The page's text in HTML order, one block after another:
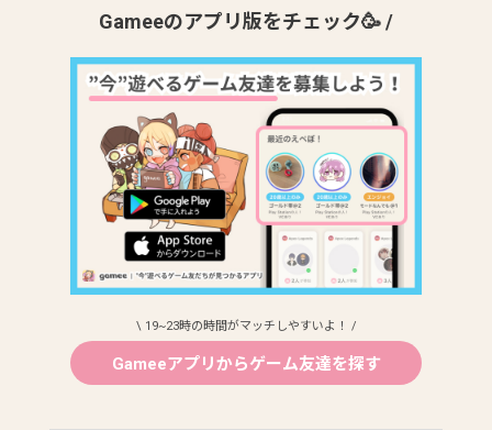
Gameeのアプリ版をチェック🥳 /
\ 19~23時の時間がマッチしやすいよ！ /
Gameeアプリからゲーム友達を探す